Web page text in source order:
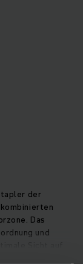
der
Das
und